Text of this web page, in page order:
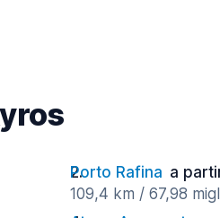
Porto Rafina a
109,4 km / 67,98